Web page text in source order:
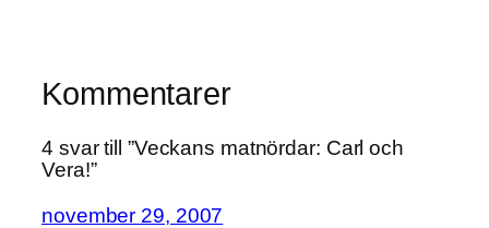
Kommentarer
4 svar till ”Veckans matnördar: Carl och
Vera!”
november 29, 2007